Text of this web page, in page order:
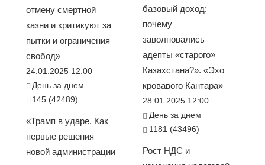
отмену смертной
казни и критикуют за
пытки и ограничения
свобод»
24.01.2025 12:00
День за днем
145 (42489)
«Трамп в ударе. Как
первые решения
новой администрации
базовый доход:
почему
заволновались
адепты «старого»
Казахстана?». «Эхо
кровавого Кантара»
28.01.2025 12:00
День за днем
1181 (43496)
Рост НДС и